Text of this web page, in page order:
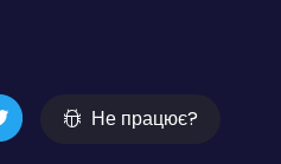
Не працює?